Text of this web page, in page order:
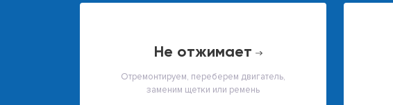
не отжимает
Отремонтируем, переберем двигатель,
заменим щетки или ремень